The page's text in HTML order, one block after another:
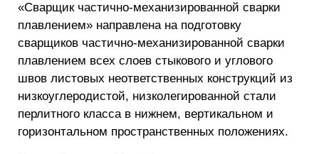
«Сварщик частично-механизированной сварки
плавлением» направлена на подготовку
сварщиков частично-механизированной сварки
плавлением всех слоев стыкового и углового
швов листовых неответственных конструкций из
низкоуглеродистой, низколегированной стали
перлитного класса в нижнем, вертикальном и
горизонтальном пространственных положениях.